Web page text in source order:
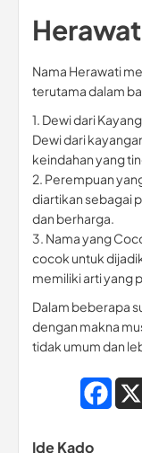
Nama Herawati
terutama dalam
1. Dewi dari
Dewi dari
keindahan yang
2. Perempuan
diartikan sebagai
dan berharga.
3. Nama yang
cocok untuk
memiliki arti yang
Dalam beberapa
dengan makna
tidak umum dan
Ide Kado